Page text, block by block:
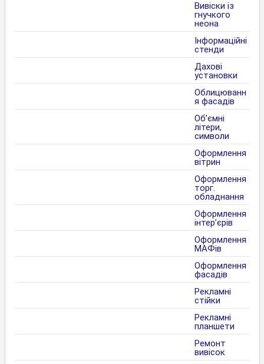
Вивіски із
гнучкого
неона
Інформаційні
стенди
Дахові
установки
Облицюванн
я фасадів
Об’ємні
літери,
символи
Оформлення
вітрин
Оформлення
торг.
обладнання
Оформлення
інтер’єрів
Оформлення
МАФів
Оформлення
фасадів
Рекламні
стійки
Рекламні
планшети
Ремонт
вивісок